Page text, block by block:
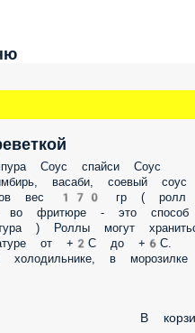
Соус спайси Соус
васаби, соевый соус
вес 170 гр ( ролл
во фритюре - это способ
) Роллы могут
от +2С до +6С.
в морозилке
В